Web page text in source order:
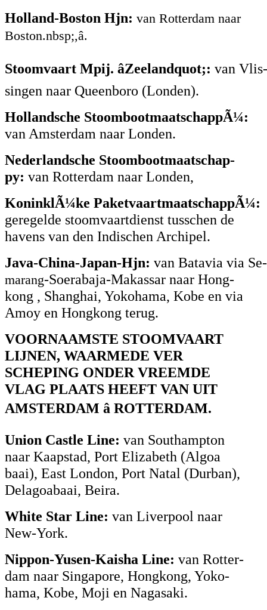
Holland-Boston Hjn: van Rotterdam naar
Boston.nbsp;,â.
Stoomvaart Mpij. âZeelandquot;: van Vlis-
singen naar Queenboro (Londen).
Hollandsche StoombootmaatschappÃ¼:
van Amsterdam naar Londen.
Nederlandsche Stoombootmaatschap-
py: van Rotterdam naar Londen,
KoninklÃ¼ke PaketvaartmaatschappÃ¼:
geregelde stoomvaartdienst tusschen de
havens van den Indischen Archipel.
Java-China-Japan-Hjn: van Batavia via Se-
marang-Soerabaja-Makassar naar Hong-
kong , Shanghai, Yokohama, Kobe en via
Amoy en Hongkong terug.
VOORNAAMSTE STOOMVAART
LIJNEN, WAARMEDE VER
SCHEPING ONDER VREEMDE
VLAG PLAATS HEEFT VAN UIT
AMSTERDAM â ROTTERDAM.
Union Castle Line: van Southampton
naar Kaapstad, Port Elizabeth (Algoa
baai), East London, Port Natal (Durban),
Delagoabaai, Beira.
White Star Line: van Liverpool naar
New-York.
Nippon-Yusen-Kaisha Line: van Rotter-
dam naar Singapore, Hongkong, Yoko-
hama, Kobe, Moji en Nagasaki.